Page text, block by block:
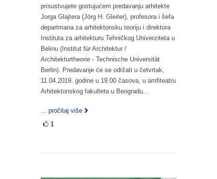
prisustvujete gostujućem predavanju arhitekte
Jorga Glajtera (Jörg H. Gleiter), profesora i šefa
departmana za arhitektonsku teoriju i direktora
Instituta za arhitekturu Tehničkog Univerziteta u
Belinu (Institut für Architektur /
Architekturtheorie - Technische Universität
Berlin). Predavanje će se održati u četvrtak,
11.04.2019. godine u 19.00 časova, u amfiteatru
Arhitektonskog fakulteta u Beogradu...
... pročitaj više
1